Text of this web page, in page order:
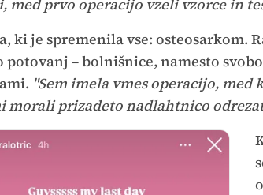
med prvo operacijo vzeli vzorce in
ki je spremenila vse: osteosarkom.
potovanj – bolnišnice, namesto
"Sem imela vmes operacijo,
morali prizadeto nadlahtnico